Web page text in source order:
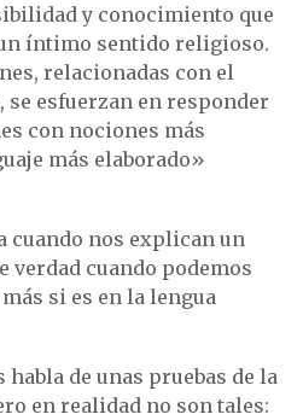
y conocimiento que
íntimo sentido religioso.
relacionadas con el
esfuerzan en responder
con nociones más
más elaborado»
cuando nos explican un
verdad cuando podemos
si es en la lengua
habla de unas pruebas de la
en realidad no son tales: